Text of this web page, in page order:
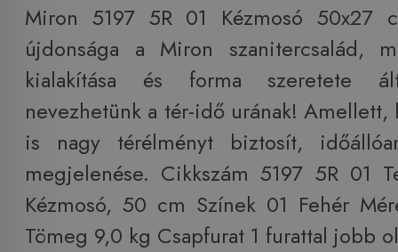
Miron 5197 5R 01 Kézmosó
újdonsága a Miron szanitercsalád,
kialakítása és forma szeretete
nevezhetünk a tér-idő urának!
is nagy térélményt biztosít,
megjelenése. Cikkszám 5197 5R 01
Kézmosó, 50 cm Színek 01 Fehér
Tömeg 9,0 kg Csapfurat 1 furattal jobb